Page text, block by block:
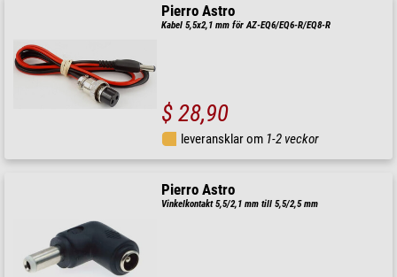
Pierro Astro
Kabel 5,5x2,1 mm för AZ-EQ6/EQ6-R/EQ8-R
$ 28,90
leveransklar om 1-2 veckor
Pierro Astro
Vinkelkontakt 5,5/2,1 mm till 5,5/2,5 mm